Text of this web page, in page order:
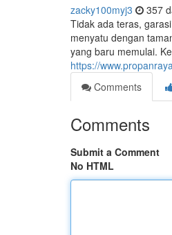
zacky100myj3 357
Tidak ada teras,
menyatu dengan
yang baru memulai.
https://
Comments
Comments
Submit a Comment
No HTML